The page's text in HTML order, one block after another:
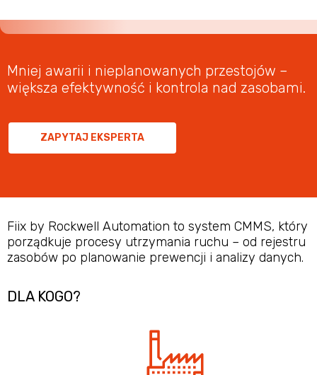
Mniej awarii i nieplanowanych przestojów –
większa efektywność i kontrola nad zasobami.
ZAPYTAJ EKSPERTA
Fiix by Rockwell Automation to system CMMS, który
porządkuje procesy utrzymania ruchu – od rejestru
zasobów po planowanie prewencji i analizy danych.
DLA KOGO?